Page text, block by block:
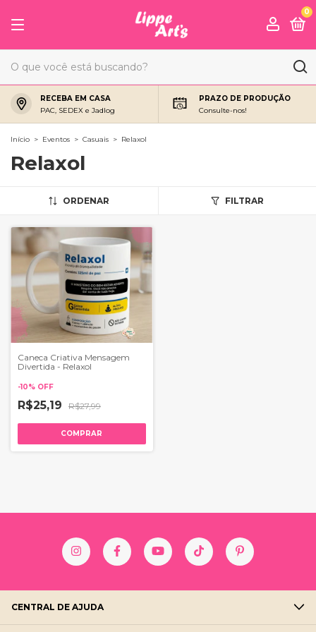
0
RECEBA EM CASA
PAC, SEDEX e Jadlog
PRAZO DE PRODUÇÃO
Consulte-nos!
Início > Eventos > Casuais > Relaxol
Relaxol
ORDENAR FILTRAR
Caneca Criativa Mensagem
Divertida - Relaxol
-10% OFF
R$25,19 R$27,99
CENTRAL DE AJUDA